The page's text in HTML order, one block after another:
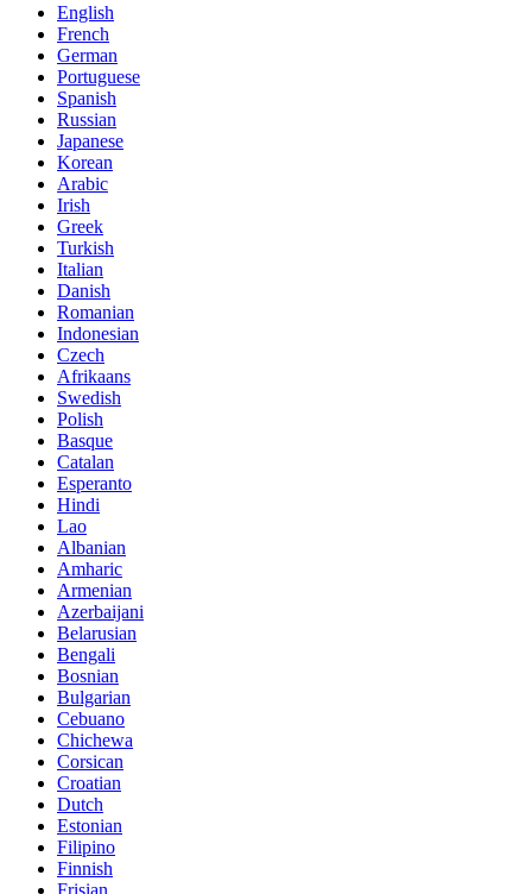
English
French
German
Portuguese
Spanish
Russian
Japanese
Korean
Arabic
Irish
Greek
Turkish
Italian
Danish
Romanian
Indonesian
Czech
Afrikaans
Swedish
Polish
Basque
Catalan
Esperanto
Hindi
Lao
Albanian
Amharic
Armenian
Azerbaijani
Belarusian
Bengali
Bosnian
Bulgarian
Cebuano
Chichewa
Corsican
Croatian
Dutch
Estonian
Filipino
Finnish
Frisian